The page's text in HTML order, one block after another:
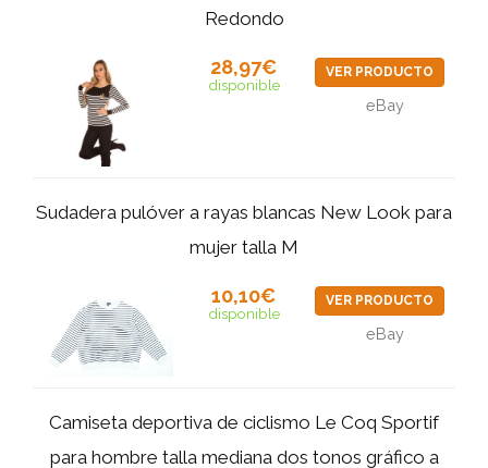
Redondo
28,97€
disponible
VER PRODUCTO
eBay
Sudadera pulóver a rayas blancas New Look para
mujer talla M
10,10€
disponible
VER PRODUCTO
eBay
Camiseta deportiva de ciclismo Le Coq Sportif
para hombre talla mediana dos tonos gráfico a